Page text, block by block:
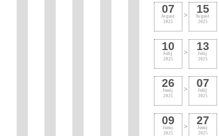
07
Avgust
2025
> 15
Avgust
2025
10
Julij
2025
> 13
Julij
2025
26
Junij
2025
> 07
Julij
2025
09
Junij
2025
> 27
Junij
2025